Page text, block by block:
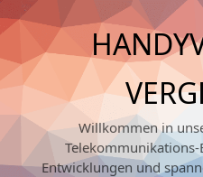
Skip
to
content
Willkommen in
Entwicklungen und